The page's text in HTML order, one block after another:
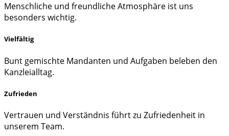
Menschliche und freundliche Atmosphäre ist uns
besonders wichtig.
Vielfältig
Bunt gemischte Mandanten und Aufgaben beleben den
Kanzleialltag.
Zufrieden
Vertrauen und Verständnis führt zu Zufriedenheit in
unserem Team.